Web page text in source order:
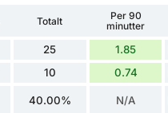
Totalt
Per 90
minutter
25 1.85
10 0.74
40.00% N/A